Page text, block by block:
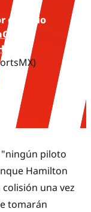
el podio
piloto
Hamilton
una vez
tomarán